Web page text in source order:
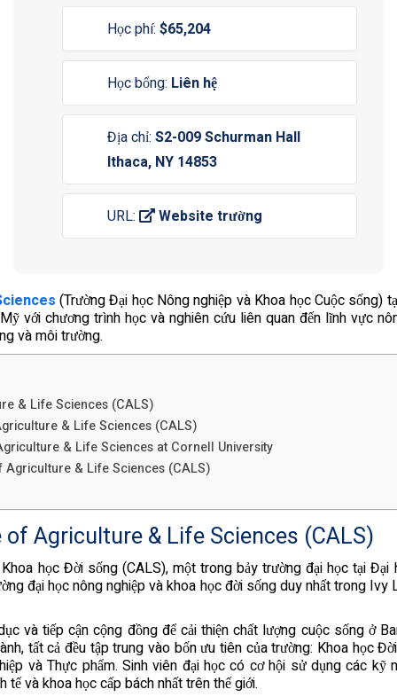
Học phí: $65,204
Học bổng: Liên hệ
Địa chỉ: S2-009 Schurman Hall
Ithaca, NY 14853
URL: Website trường
(Trường Đại học Nông nghiệp và Khoa học Cuộc sống)
với chương trình học và nghiên cứu liên quan đến lĩnh vực
và môi trường.
& Life Sciences (CALS)
& Life Sciences (CALS)
& Life Sciences at Cornell University
Agriculture & Life Sciences (CALS)
of Agriculture & Life Sciences (CALS)
học Đời sống (CALS), một trong bảy trường đại học tại
đại học nông nghiệp và khoa học đời sống duy nhất trong
và tiếp cận cộng đồng để cải thiện chất lượng cuộc sống ở
tất cả đều tập trung vào bốn ưu tiên của trường: Khoa học
và Thực phẩm. Sinh viên đại học có cơ hội sử dụng các kỹ
và khoa học cấp bách nhất trên thế giới.